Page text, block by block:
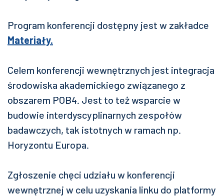
Program konferencji dostępny jest w zakładce
Materiały.
Celem konferencji wewnętrznych jest integracja
środowiska akademickiego związanego z
obszarem POB4. Jest to też wsparcie w
budowie interdyscyplinarnych zespołów
badawczych, tak istotnych w ramach np.
Horyzontu Europa.
Zgłoszenie chęci udziału w konferencji
wewnętrznej w celu uzyskania linku do platformy